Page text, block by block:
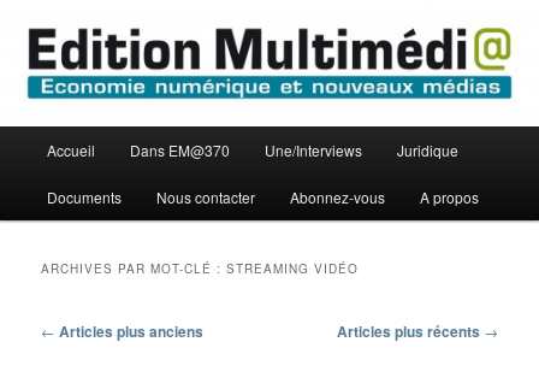
contenu
principal
contenu
secondaire
Edition Multimédi@
principal
Accueil Dans EM@370 Une/Interviews Juridique
Documents Nous contacter Abonnez-vous A propos
ARCHIVES PAR MOT-CLÉ :STREAMING VIDÉO
Navigation
← Articles plus anciens Articles plus récents →